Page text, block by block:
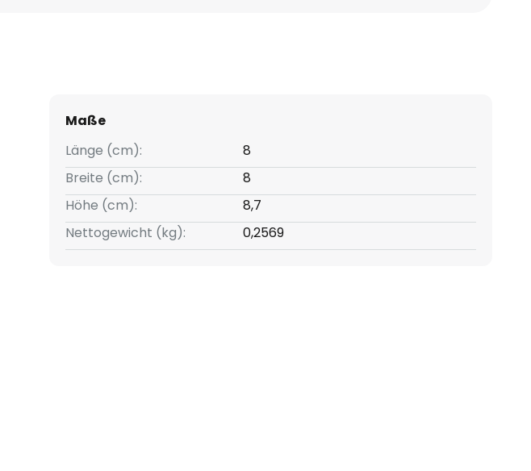
Maße
Länge (cm):
8
Breite (cm):
8
Höhe (cm):
8,7
Nettogewicht (kg):
0,2569